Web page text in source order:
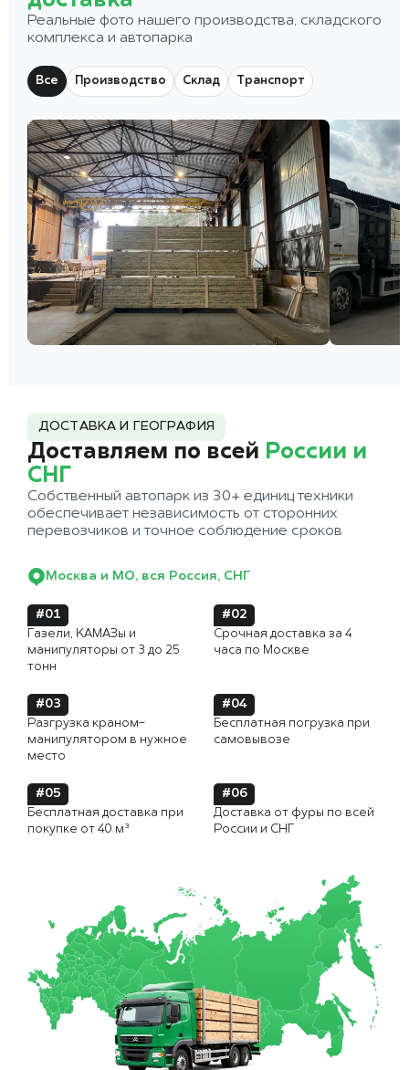
Реальные фото нашего производства, складского
комплекса и автопарка
Все Производство Склад Транспорт
ДОСТАВКА И ГЕОГРАФИЯ
Доставляем по всей России и
СНГ
Собственный автопарк из 30+ единиц техники
обеспечивает независимость от сторонних
перевозчиков и точное соблюдение сроков
Москва и МО, вся Россия, СНГ
#01
Газели, КАМАЗы и
манипуляторы от 3 до 25
тонн
#02
Срочная доставка за 4
часа по Москве
#03
Разгрузка краном-
манипулятором в нужное
место
#04
Бесплатная погрузка при
самовывозе
#05
Бесплатная доставка при
покупке от 40 м³
#06
Доставка от фуры по всей
России и СНГ